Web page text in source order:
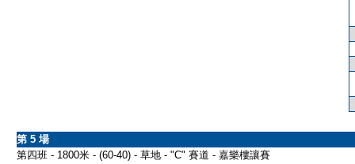
第 5 場
第四班 - 1800米 - (60-40) - 草地 - "C" 賽道 - 嘉樂樓讓賽